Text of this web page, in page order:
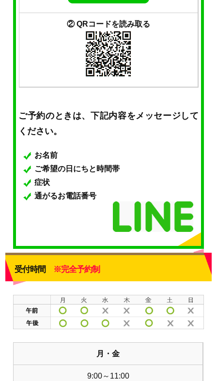
② QRコードを読み取る
ご予約のときは、下記内容をメッセージして
ください。
お名前
ご希望の日にちと時間帯
症状
通がるお電話番号
受付時間 ※完全予約制
月・金
9:00～11:00